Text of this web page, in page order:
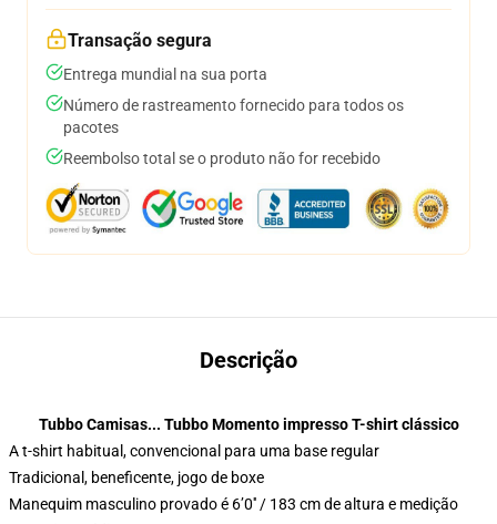
Transação segura
Entrega mundial na sua porta
Número de rastreamento fornecido para todos os
pacotes
Reembolso total se o produto não for recebido
Descrição
Tubbo Camisas... Tubbo Momento impresso T-shirt clássico
A t-shirt habitual, convencional para uma base regular
Tradicional, beneficente, jogo de boxe
Manequim masculino provado é 6’0′′ / 183 cm de altura e medição